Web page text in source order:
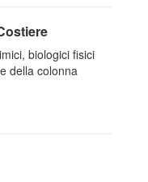
biologici fisici
della colonna